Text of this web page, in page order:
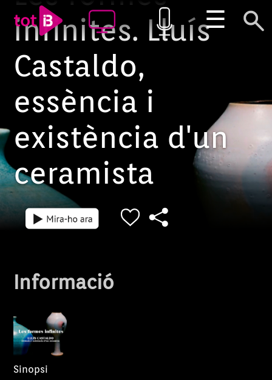
☰
infinites. Lluís
Castaldo,
essència i
existència d'un
ceramista
Informació
Sinopsi